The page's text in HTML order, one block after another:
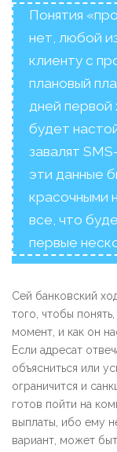
Понятия
нет, любой
клиенту с
плановый
дней первой
будет
завалят
эти данные
красочными
все, что
первые
Сей банковский
того, чтобы
момент, и как он
Если адресат
объясниться или
ограничится и
готов пойти на
выплаты, ибо ему
вариант, может